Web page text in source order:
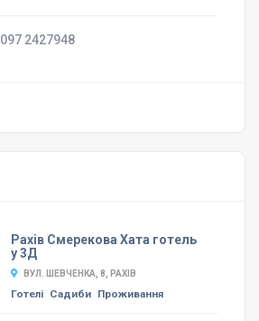
097 2427948
Рахів Смерекова Хата готель
у 3Д
ВУЛ. ШЕВЧЕНКА, 8, РАХІВ
Готелі Садиби Проживання